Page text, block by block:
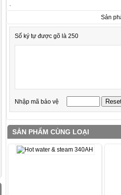
.
Sản
Số ký tự được gõ là 250
Nhập mã bảo vệ
SẢN PHẨM CÙNG LOẠI